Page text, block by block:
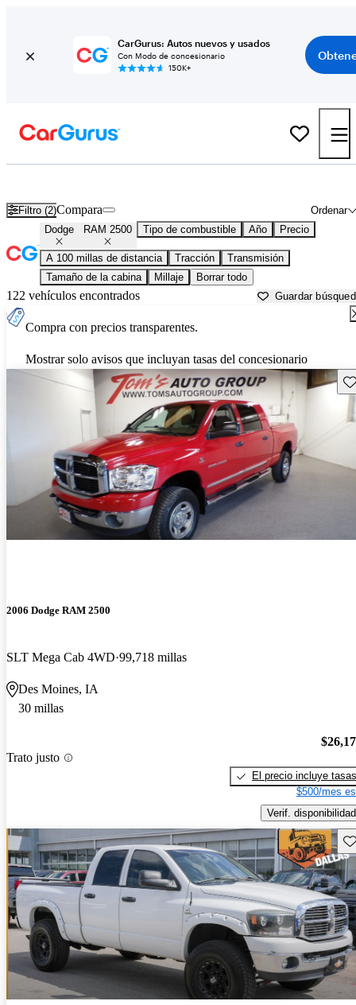
CarGurus: Autos nuevos y usados
Con Modo de concesionario
150K+
Filtro (2) Ordenar
Compara
Dodge RAM 2500 Tipo de combustible Año Precio
A 100 millas de distancia Tracción
Transmisión
Tamaño de la cabina
Millaje Borrar todo
122 vehículos encontrados Guardar
Compra con precios transparentes.
Mostrar solo avisos que incluyan tasas del concesionario
2006 Dodge RAM 2500
SLT Mega Cab 4WD 99,718 millas
Des Moines, IA
30 millas
Trato justo
El precio incluye tasas
$500/mes
Verif. disponibilidad